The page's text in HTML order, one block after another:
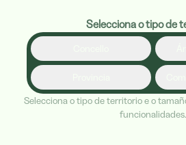
Selecciona o tipo de
Selecciona o tipo de territorio e o
funcionalidades.